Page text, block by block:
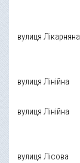
вулиця Лікарняна
вулиця Лінійна
вулиця Лінійна
вулиця Лісова